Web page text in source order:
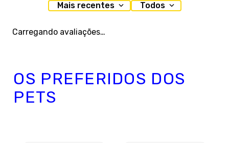
Mais recentes Todos
Carregando avaliações…
OS PREFERIDOS DOS
PETS